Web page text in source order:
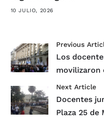
10 JULIO, 2026
Previous
Los
movilizaron
Next Article
Docentes
Plaza 25 de